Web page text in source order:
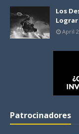
Los
April
Patrocinadores